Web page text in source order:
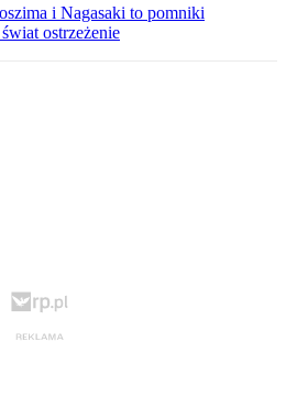
i Nagasaki to pomniki
ostrzeżenie